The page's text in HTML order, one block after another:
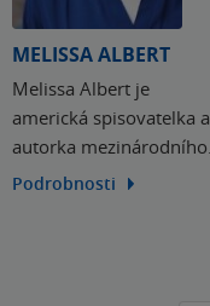
MELISSA ALBERT
Melissa Albert je
americká spisovatelka a
autorka mezinárodního
bestselleru Lískový les,
Podrobnosti